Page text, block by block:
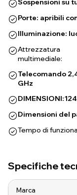
Sospensioni su
Porte: apribili
Illuminazione:
Attrezzatura
multimediale:
Telecomando
GHz
DIMENSIONI:
Dimensioni del
Tempo di
Specifiche
Marca